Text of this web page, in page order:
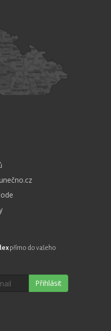
přímo do vašeho
Přihlásit